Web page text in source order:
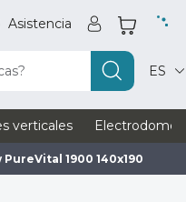
Asistencia
ES
verticales
PureVital 1900 140x190